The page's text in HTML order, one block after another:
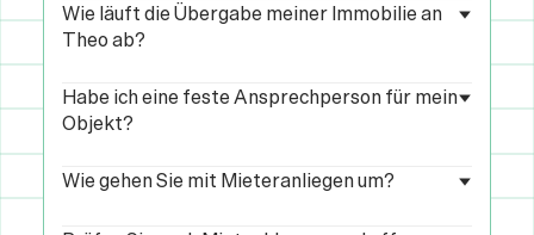
Wie läuft die Übergabe meiner Immobilie an
Theo ab?
Wir übernehmen die komplette Übergabe:
Unterlagen, Verträge, Mieterlisten, Protokolle
zusätzlicher Aufwand, wir informieren Sie
Habe ich eine feste Ansprechperson für mein
Objekt?
Ja. Sie erhalten eine:n feste:n
wirklich kennt. Zusätzlich begleiten
Wie gehen Sie mit Mieteranliegen um?